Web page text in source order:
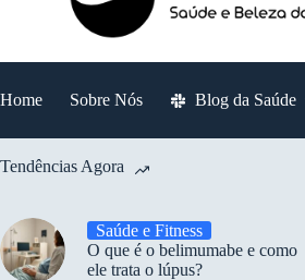
Home Sobre Nós Blog da Saúde
Tendências Agora
Saúde e Fitness
O que é o belimumabe e como
ele trata o lúpus?